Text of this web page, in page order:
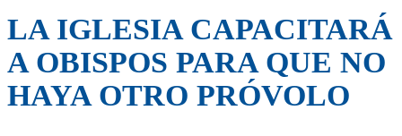
LA IGLESIA CAPACITARÁ
A OBISPOS PARA QUE NO
HAYA OTRO PRÓVOLO